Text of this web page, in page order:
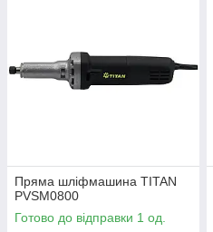
Пряма шліфмашина TITAN
PVSM0800
Готово до відправки 1 од.